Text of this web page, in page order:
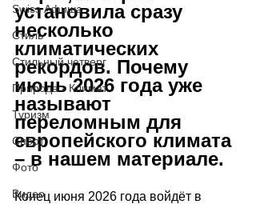
Swiss Афиша
Стиль
Стильный четверг
Природа - Климат
Туризм
Спорт
Фото
Видео
установила сразу
несколько
климатических
рекордов. Почему
июнь 2026 года уже
называют
переломным для
европейского климата
– в нашем материале.
Конец июня 2026 года войдёт в